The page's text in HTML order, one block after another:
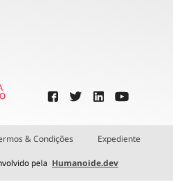
& Condições Expediente
pela Humanoide.dev